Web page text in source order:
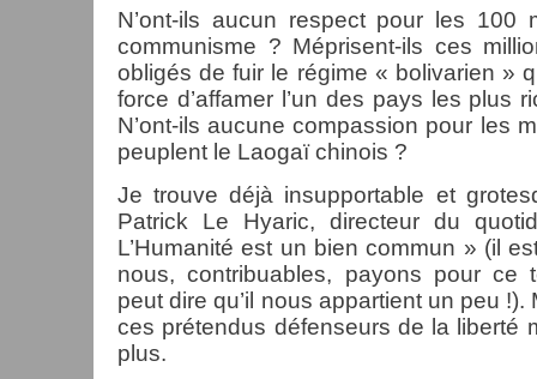
N’ont-ils aucun respect pour les 100
communisme ? Méprisent-ils ces
obligés de fuir le régime « bolivarien »
force d’affamer l’un des pays les plus
N’ont-ils aucune compassion pour les
peuplent le Laogaï chinois ?
Je trouve déjà insupportable et
Patrick Le Hyaric, directeur du
L’Humanité est un bien commun » (il
nous, contribuables, payons pour ce
peut dire qu’il nous appartient un peu
ces prétendus défenseurs de la liberté
plus.